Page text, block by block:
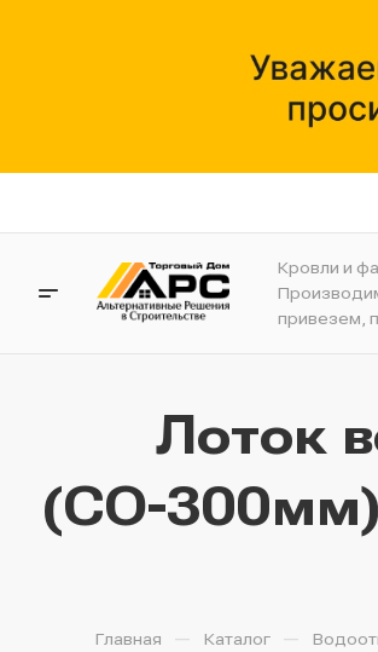
Кровли и
привезем,
Лоток
(СО-
Главная — Каталог —